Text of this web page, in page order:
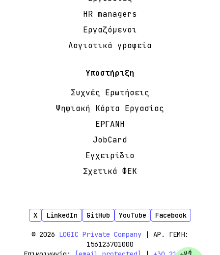
HR managers
Εργαζόμενοι
Λογιστικά γραφεία
Υποστήριξη
Συχνές Ερωτήσεις
Ψηφιακή Κάρτα Εργασίας
ΕΡΓΑΝΗ
JobCard
Εγχειρίδιο
Σχετικά ΦΕΚ
X LinkedIn GitHub YouTube Facebook
© 2026 LOGIC Private Company | ΑΡ. ΓΕΜΗ:
156123701000